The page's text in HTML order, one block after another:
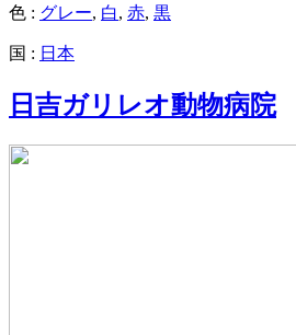
色 : グレー, 白, 赤, 黒
国 : 日本
日吉ガリレオ動物病院